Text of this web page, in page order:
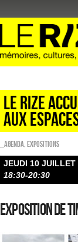
Le Rize
AUX
_Agenda EXPOSITIONS
JEUDI 10 JUILLET
18:30-20:30
Exposition de